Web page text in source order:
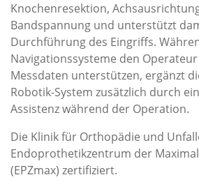
Knochenresektion,
Bandspannung und unterstützt
Durchführung des Eingriffs.
Navigationssysteme den
Messdaten unterstützen, ergänzt
Robotik-System zusätzlich durch
Assistenz während der Operation.
Die Klinik für Orthopädie und
Endoprothetikzentrum der
(EPZmax) zertifiziert.